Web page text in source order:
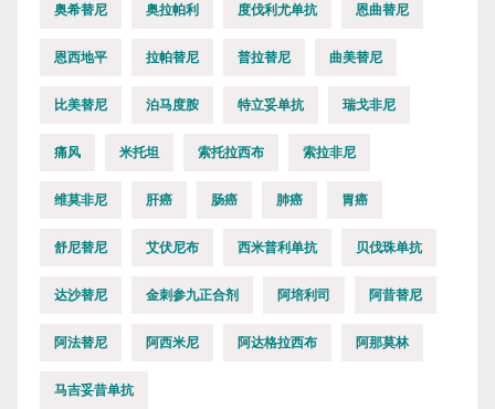
奥希替尼 奥拉帕利 度伐利尤单抗 恩曲替尼
恩西地平 拉帕替尼 普拉替尼 曲美替尼
比美替尼 泊马度胺 特立妥单抗 瑞戈非尼
痛风 米托坦 索托拉西布 索拉非尼
维莫非尼 肝癌 肠癌 肺癌 胃癌
舒尼替尼 艾伏尼布 西米普利单抗 贝伐珠单抗
达沙替尼 金刺参九正合剂 阿培利司 阿昔替尼
阿法替尼 阿西米尼 阿达格拉西布 阿那莫林
马吉妥昔单抗